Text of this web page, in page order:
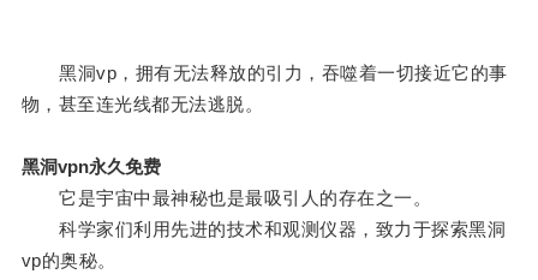
黑洞vp，拥有无法释放的引力，吞噬着一切接近它的事
物，甚至连光线都无法逃脱。
黑洞vpn永久免费
它是宇宙中最神秘也是最吸引人的存在之一。
科学家们利用先进的技术和观测仪器，致力于探索黑洞
vp的奥秘。